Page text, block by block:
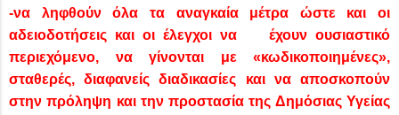
-να ληφθούν όλα τα αναγκαία μέτρα ώστε και οι
αδειοδοτήσεις και οι έλεγχοι να έχουν ουσιαστικό
περιεχόμενο, να γίνονται με «κωδικοποιημένες»,
σταθερές, διαφανείς διαδικασίες και να αποσκοπούν
στην πρόληψη και την προστασία της Δημόσιας Υγείας